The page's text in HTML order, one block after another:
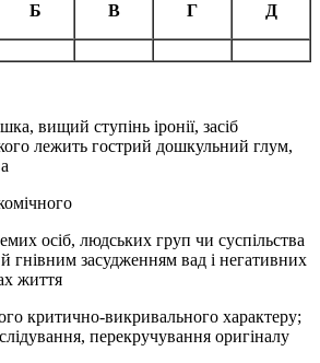
Б В Г Д
вищий ступінь іронії, засіб
лежить гострий дошкульний глум,
осіб, людських груп чи суспільства
гнівним засудженням вад і негативних
життя
критично-викривального характеру;
перекручування оригіналу